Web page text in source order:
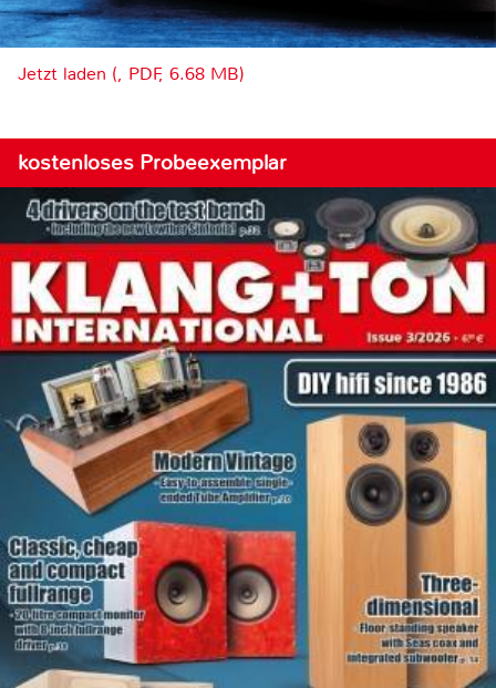
Jetzt laden (, PDF, 6.68 MB)
kostenloses Probeexemplar